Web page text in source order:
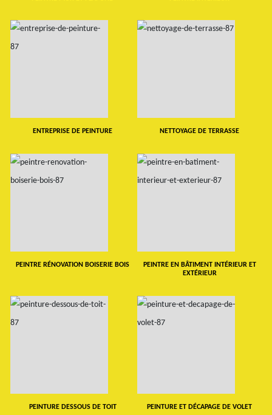
ENTREPRISE DE PEINTURE NETTOYAGE DE TERRASSE
PEINTRE RÉNOVATION BOISERIE BOIS
PEINTRE EN BÂTIMENT INTÉRIEUR ET
EXTÉRIEUR
PEINTURE DESSOUS DE TOIT PEINTURE ET DÉCAPAGE DE VOLET